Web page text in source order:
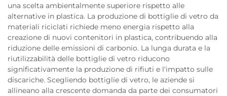
una scelta ambientalmente superiore rispetto alle
alternative in plastica. La produzione di bottiglie di vetro da
materiali riciclati richiede meno energia rispetto alla
creazione di nuovi contenitori in plastica, contribuendo alla
riduzione delle emissioni di carbonio. La lunga durata e la
riutilizzabilità delle bottiglie di vetro riducono
significativamente la produzione di rifiuti e l'impatto sulle
discariche. Scegliendo bottiglie di vetro, le aziende si
allineano alla crescente domanda da parte dei consumatori